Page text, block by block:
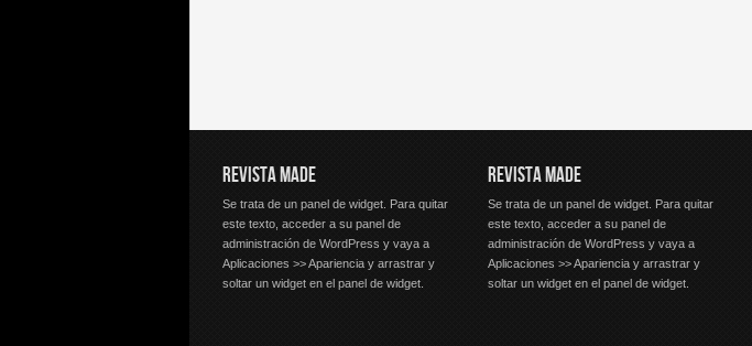
REVISTA MADE
Se trata de un panel de widget. Para quitar
este texto, acceder a su panel de
administración de WordPress y vaya a
Aplicaciones >> Apariencia y arrastrar y
soltar un widget en el panel de widget.
REVISTA MADE
Se trata de un panel de widget. Para quitar
este texto, acceder a su panel de
administración de WordPress y vaya a
Aplicaciones >> Apariencia y arrastrar y
soltar un widget en el panel de widget.